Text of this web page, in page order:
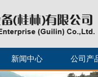
新闻中心 公司产